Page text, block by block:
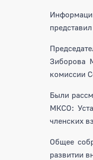
Зиборова
комиссии
Были
МКСО:
членских
Общее
развитии